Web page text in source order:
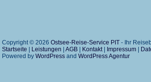
Copyright © 2026 Ostsee-Reise-Service PIT - Ihr
Startseite
Leistungen AGB Kontakt| Impressum
Powered by WordPress and WordPress Agentur